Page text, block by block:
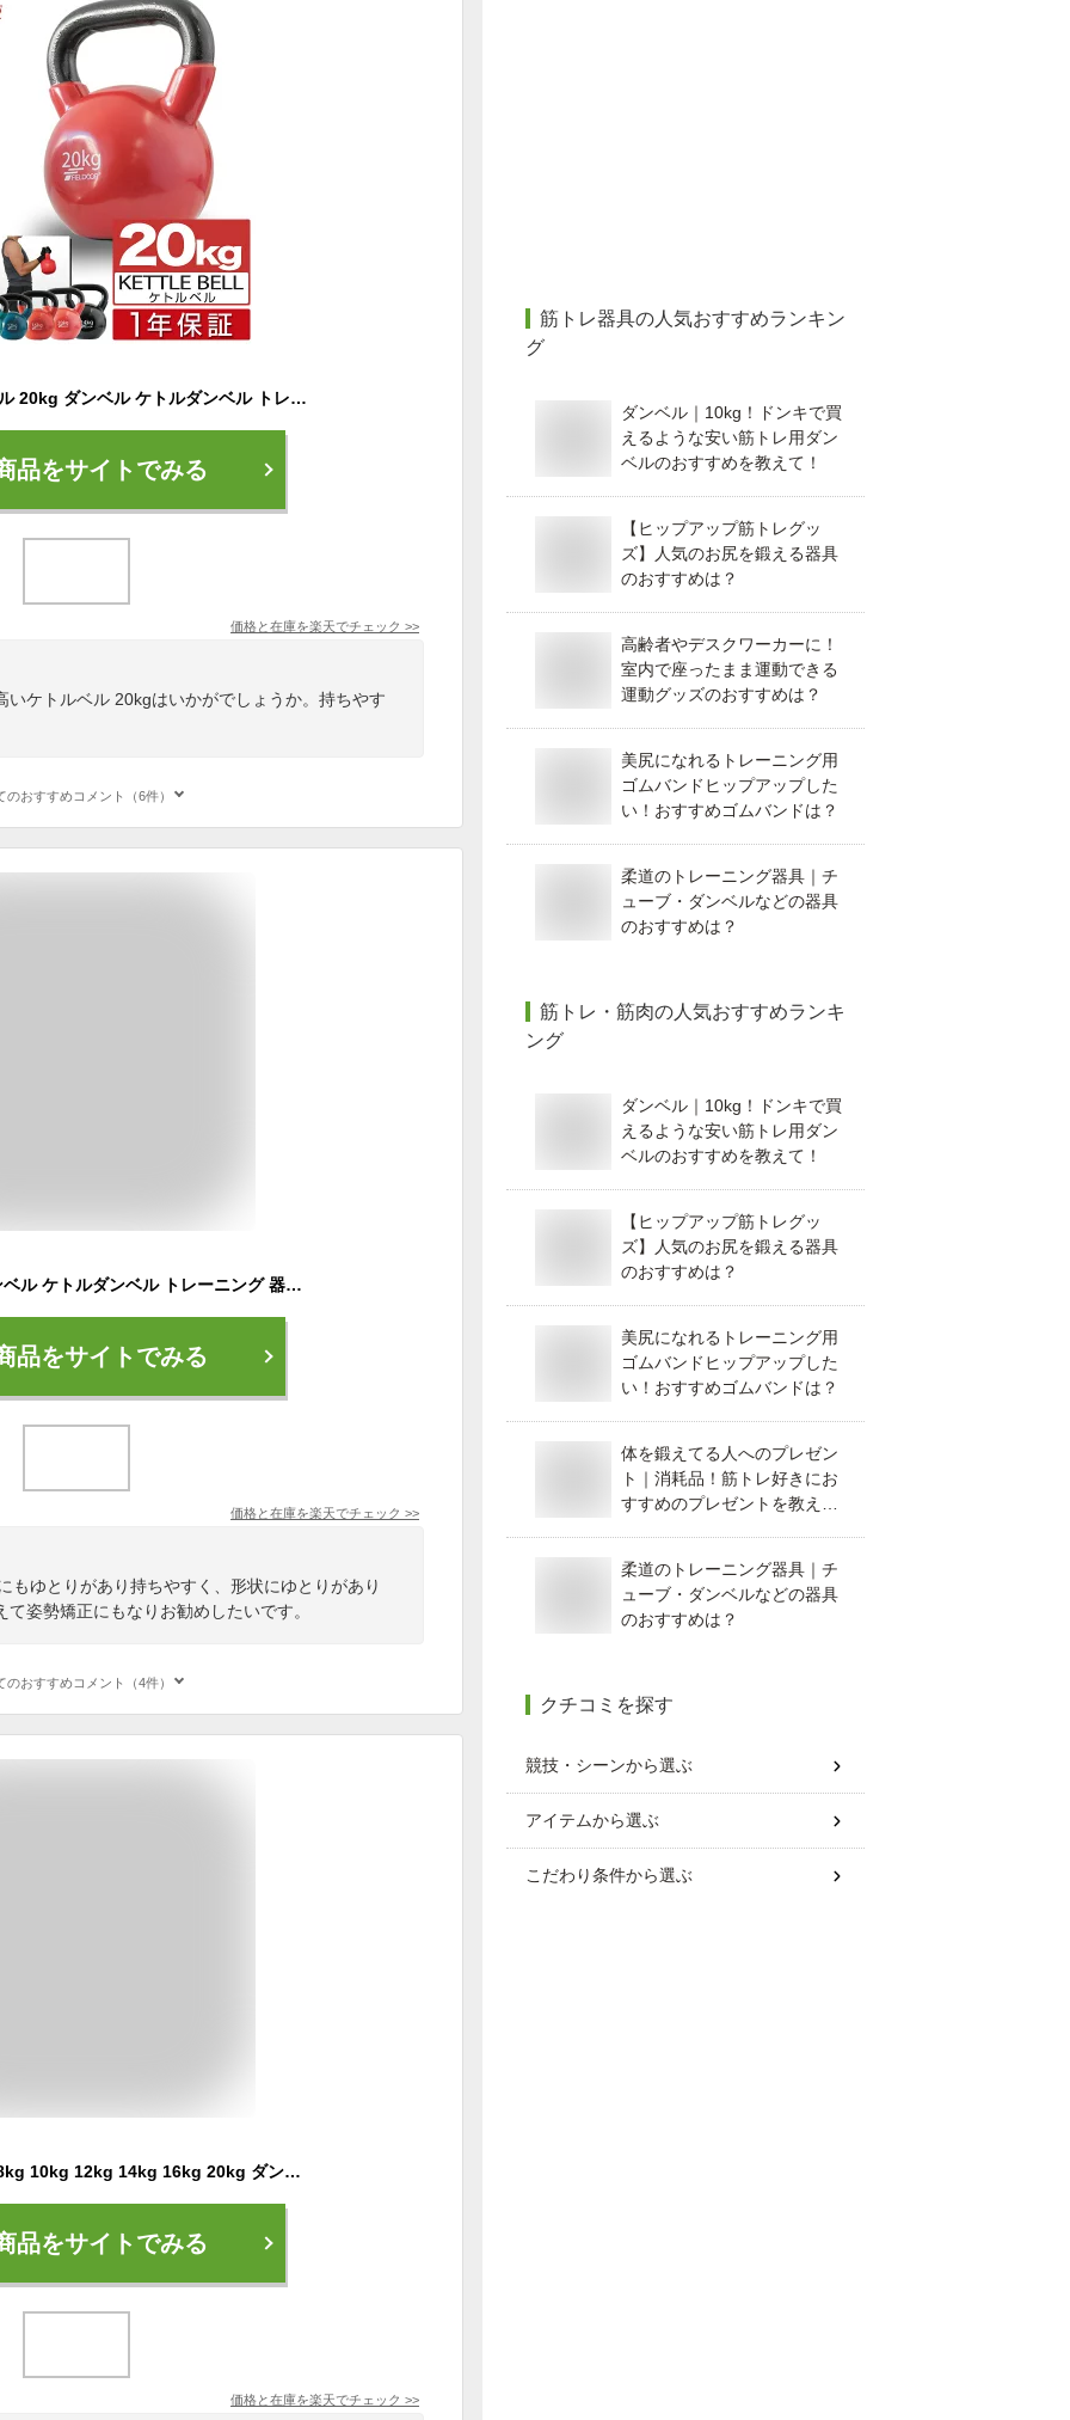
【楽天1位】ケトルベル 20kg ダンベル ケトルダンベル トレーニング 器具 ケトルベルトレーニング ウエイトトレーニング 体幹トレーニング インナーマッスル 持久力 筋肉 筋トレ エクササイズ 初級 中級 上級 自宅 ジム 1年保証 ■[送料無料]
品をサイトでみる
価格と在庫を楽天でチェック >>
いケトルベル 20kgはいかがでしょうか。持ちやす
のおすすめコメント（6件）
ケトルベル 20kg ダンベル ケトルダンベル トレーニング 器具 ケトルベルトレーニング ウエイトトレーニング 体幹トレーニング インナーマッスル 持久力 筋肉 筋トレ エクササイズ 初級 中級 上級 自宅 ジム 1年保証 ●[送料無料]
品をサイトでみる
価格と在庫を楽天でチェック >>
もゆとりがあり持ちやすく、形状にゆとりがあり
姿勢矯正にもなりお勧めしたいです。
のおすすめコメント（4件）
ケトルベル 4kg 6kg 8kg 10kg 12kg 14kg 16kg 20kg ダンベル トレーニング 錆びない 器具 アイテム グッズ PEコーティング セメント 筋力 筋トレ 体幹 筋肉 インナーマッスル ウエイトトレーニング スクワット 二の腕 腹筋 上半身 背中 足 ダイエット トレーニング
品をサイトでみる
価格と在庫を楽天でチェック >>
筋トレ器具の人気おすすめランキン
グ
ダンベル｜10kg！ドンキで買
えるような安い筋トレ用ダン
ベルのおすすめを教えて！
【ヒップアップ筋トレグッ
ズ】人気のお尻を鍛える器具
のおすすめは？
高齢者やデスクワーカーに！
室内で座ったまま運動できる
運動グッズのおすすめは？
美尻になれるトレーニング用
ゴムバンドヒップアップした
い！おすすめゴムバンドは？
柔道のトレーニング器具｜チ
ューブ・ダンベルなどの器具
のおすすめは？
筋トレ・筋肉の人気おすすめランキ
ング
ダンベル｜10kg！ドンキで買
えるような安い筋トレ用ダン
ベルのおすすめを教えて！
【ヒップアップ筋トレグッ
ズ】人気のお尻を鍛える器具
のおすすめは？
美尻になれるトレーニング用
ゴムバンドヒップアップした
い！おすすめゴムバンドは？
体を鍛えてる人へのプレゼン
ト｜消耗品！筋トレ好きにお
すすめのプレゼントを教え
柔道のトレーニング器具｜チ
ューブ・ダンベルなどの器具
のおすすめは？
クチコミを探す
競技・シーンから選ぶ
アイテムから選ぶ
こだわり条件から選ぶ